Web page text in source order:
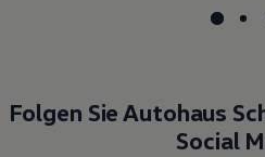
Folgen Sie Autohaus
Social